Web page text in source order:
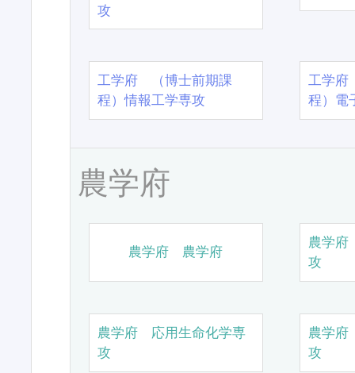
攻
工学府 （博士前期課
程）情報工学専攻
工学
程）電
農学府
農学府 農学府
農学
攻
農学府 応用生命化学専
攻
農学
攻